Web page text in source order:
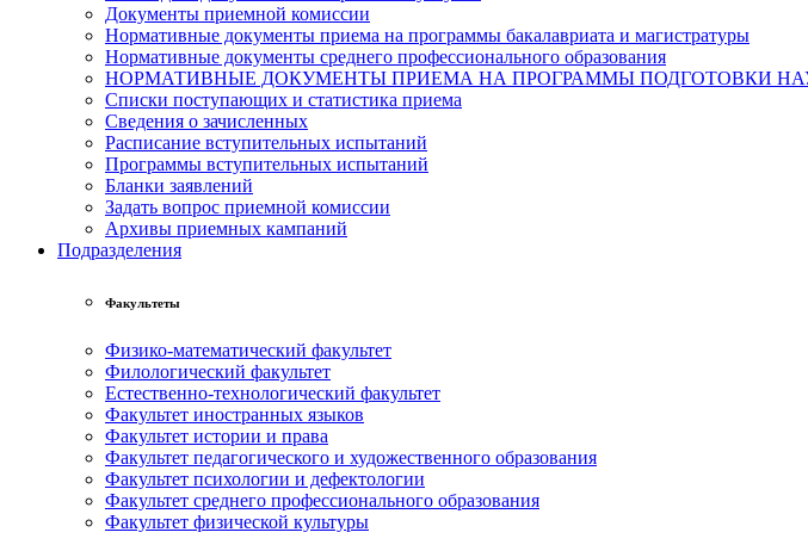
Документы приемной комиссии
Нормативные документы приема на программы бакалавриата и магистратуры
Нормативные документы среднего профессионального образования
НОРМАТИВНЫЕ ДОКУМЕНТЫ ПРИЕМА НА ПРОГРАММЫ ПОДГОТОВКИ
Списки поступающих и статистика приема
Сведения о зачисленных
Расписание вступительных испытаний
Программы вступительных испытаний
Бланки заявлений
Задать вопрос приемной комиссии
Архивы приемных кампаний
Подразделения
Факультеты
Физико-математический факультет
Филологический факультет
Естественно-технологический факультет
Факультет иностранных языков
Факультет истории и права
Факультет педагогического и художественного образования
Факультет психологии и дефектологии
Факультет среднего профессионального образования
Факультет физической культуры